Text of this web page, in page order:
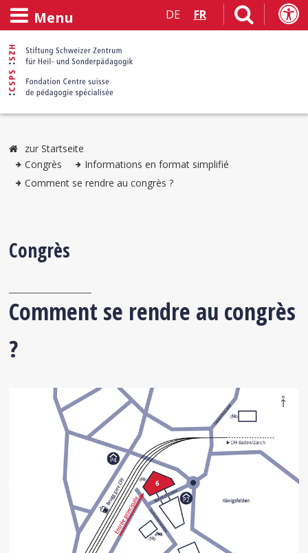
Menu DE FR
zur Startseite
Congrès
Informations en format simplifié
Comment se rendre au congrès ?
Congrès
Comment se rendre au congrès
?